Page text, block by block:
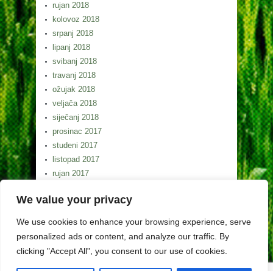
We value your privacy
We use cookies to enhance your browsing experience, serve
personalized ads or content, and analyze our traffic. By
clicking "Accept All", you consent to our use of cookies.
rujan 2018
kolovoz 2018
srpanj 2018
lipanj 2018
svibanj 2018
travanj 2018
ožujak 2018
veljača 2018
siječanj 2018
prosinac 2017
studeni 2017
listopad 2017
rujan 2017
srpanj 2017